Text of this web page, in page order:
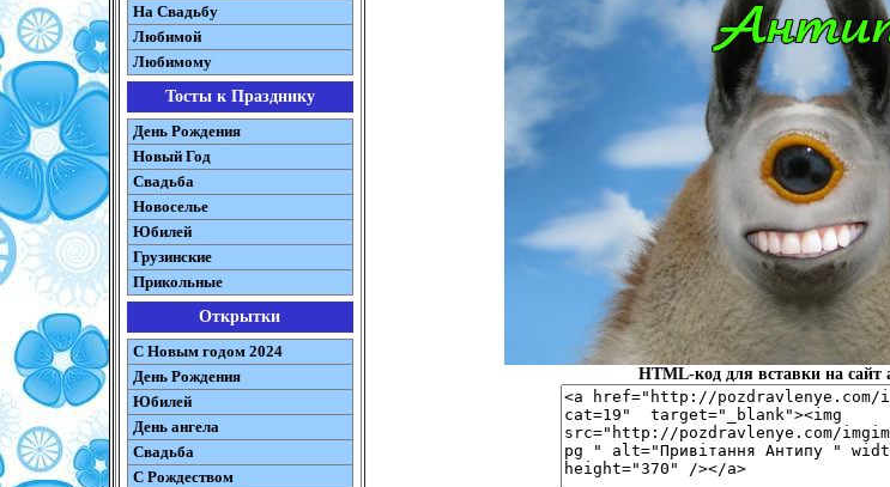
На Свадьбу
Любимой
Любимому
Тосты к Празднику
День Рождения
Новый Год
Свадьба
Новоселье
Юбилей
Грузинские
Прикольные
Открытки
С Новым годом 2024
День Рождения
Юбилей
День ангела
Свадьба
С Рождеством
HTML-код для вставки на сайт